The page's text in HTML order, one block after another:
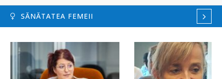
SĂNĂTATEA FEMEII